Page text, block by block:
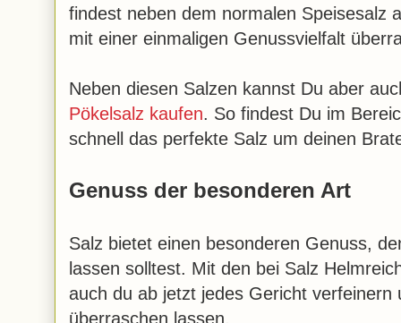
findest neben dem normalen Speisesalz
mit einer einmaligen Genussvielfalt
Neben diesen Salzen kannst Du aber
Pökelsalz kaufen. So findest Du im
schnell das perfekte Salz um deinen
Genuss der besonderen Art
Salz bietet einen besonderen Genuss,
lassen solltest. Mit den bei Salz
auch du ab jetzt jedes Gericht verfeinern
überraschen lassen.